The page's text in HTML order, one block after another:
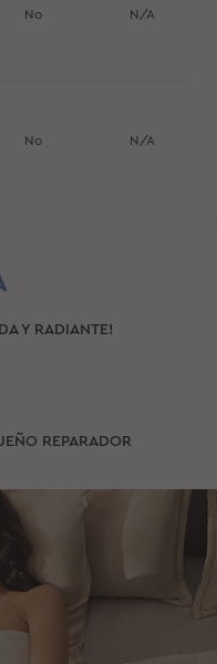
No N/A
No N/A
Y RADIANTE!
REPARADOR